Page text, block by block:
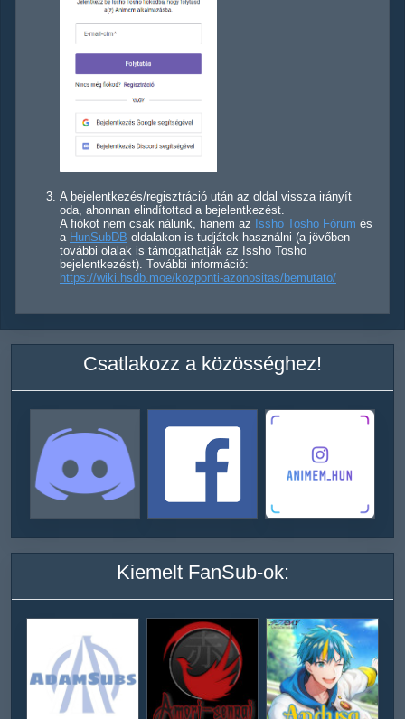
A bejelentkezés/regisztráció után az oldal vissza irányít
oda, ahonnan elindítottad a bejelentkezést.
A fiókot nem csak nálunk, hanem az Issho Tosho Fórum és
a HunSubDB oldalakon is tudjátok használni (a jövőben
további olalak is támogathatják az Issho Tosho
bejelentkezést). További információ:
https://wiki.hsdb.moe/kozponti-azonositas/bemutato/
Csatlakozz a közösséghez!
Kiemelt FanSub-ok: